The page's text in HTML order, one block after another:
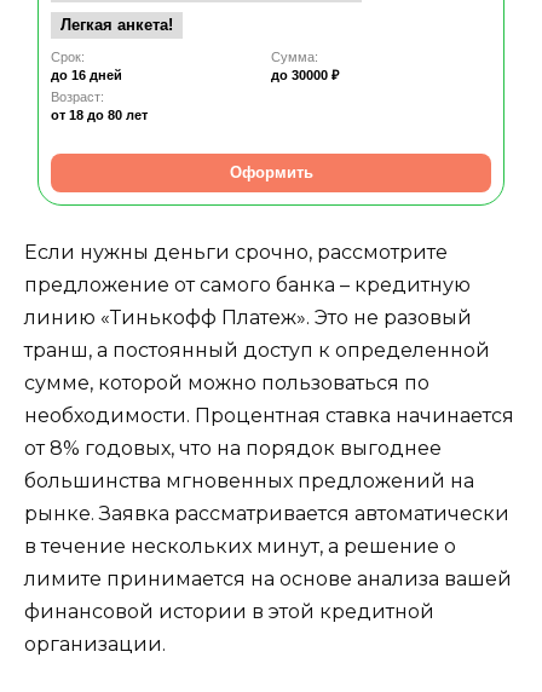
Легкая анкета!
Срок:
до 16 дней
Сумма:
до 30000 ₽
Возраст:
от 18 до 80 лет
Оформить
Если нужны деньги срочно, рассмотрите
предложение от самого банка – кредитную
линию «Тинькофф Платеж». Это не разовый
транш, а постоянный доступ к определенной
сумме, которой можно пользоваться по
необходимости. Процентная ставка начинается
от 8% годовых, что на порядок выгоднее
большинства мгновенных предложений на
рынке. Заявка рассматривается автоматически
в течение нескольких минут, а решение о
лимите принимается на основе анализа вашей
финансовой истории в этой кредитной
организации.